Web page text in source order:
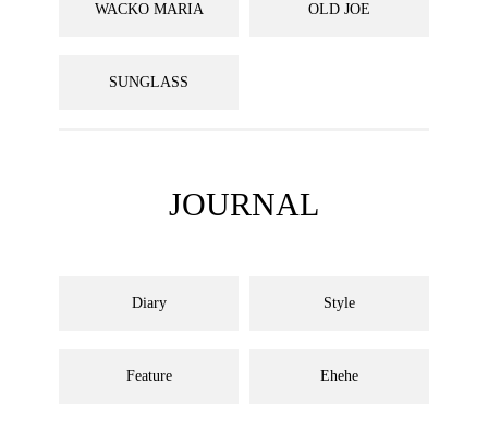
WACKO MARIA OLD JOE
SUNGLASS
JOURNAL
Diary Style
Feature Ehehe